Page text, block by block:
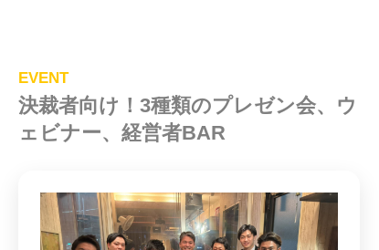
EVENT
決裁者向け！3種類のプレゼン会、ウ
ェビナー、経営者BAR